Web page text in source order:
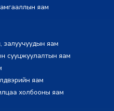
яам
залуучуудын яам
сууцжуулалтын яам
яам
холбооны яам